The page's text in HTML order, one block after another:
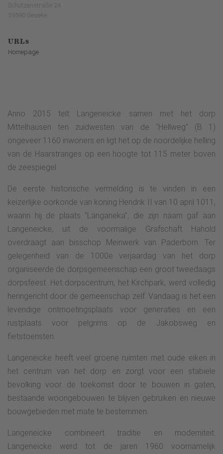
Schützenstraße 24
59590 Geseke
URLs
Homepage
Anno 2015 telt Langeneicke samen met het dorp
Mittelhausen ten zuidwesten van de "Hellweg" (B 1)
ongeveer 1160 inwoners en ligt het op de noordelijke helling
van de Haarstranges op een hoogte tot 115 meter boven
de zeespiegel.
De eerste historische vermelding is te vinden in een
keizerlijke oorkonde van koning Hendrik II van 10 april 1011,
waarin hij de plaats "Langaneka", die zijn naam gaf aan
Langeneicke, uit de voormalige Grafschaft Hahold
overdraagt aan bisschop Meinwerk van Paderborn. Ter
gelegenheid van de 1000e verjaardag van het dorp
organiseerde de dorpsgemeenschap een groot tweedaags
dorpsfeest. Het dorpscentrum, het Kirchpark, werd volledig
heringericht door de gemeenschap zelf. Vandaag is het een
levendige ontmoetingsplaats voor generaties en een
rustplaats voor pelgrims op de Jakobsweg en
fietstoeristen.
Langeneicke heeft veel groene ruimten met oude eiken in
het centrum van het dorp en zorgt voor een stabiele
bevolking voor de toekomst door te bouwen in gaten,
bestaande woongebouwen te blijven gebruiken en nieuwe
bouwgebieden met mate te bestemmen.
Langeneicke combineert traditie en moderniteit.
Langeneicke werd tot de jaren 1960 voornamelijk